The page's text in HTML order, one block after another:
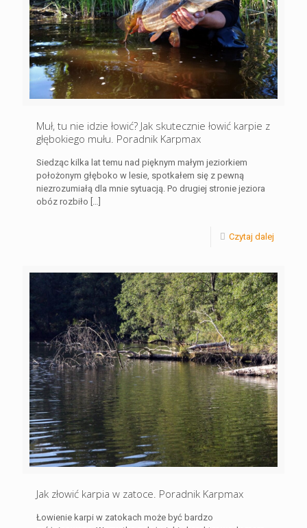
Muł, tu nie idzie łowić? Jak skutecznie łowić karpie z
głębokiego mułu. Poradnik Karpmax
Siedząc kilka lat temu nad pięknym małym jeziorkiem
położonym głęboko w lesie, spotkałem się z pewną
niezrozumiałą dla mnie sytuacją. Po drugiej stronie jeziora
obóz rozbiło
Czytaj dalej
Jak złowić karpia w zatoce. Poradnik Karpmax
Łowienie karpi w zatokach może być bardzo